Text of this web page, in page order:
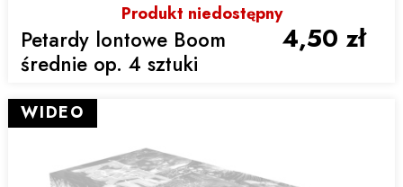
Produkt niedostępny
Petardy lontowe Boom
średnie op. 4 sztuki
4,50 zł
WIDEO